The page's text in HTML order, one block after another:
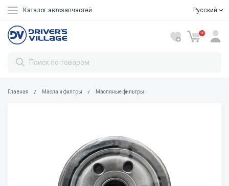
Каталог автозапчастей Русский
0
Главная Масла и филтры Масляные фильтры